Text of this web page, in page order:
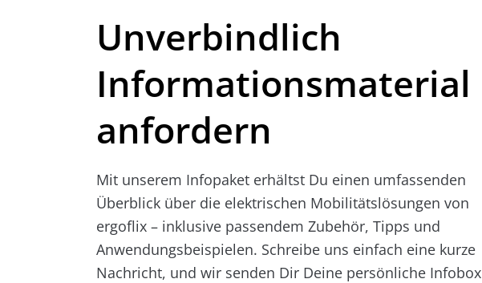
Unverbindlich
Informationsmaterial
anfordern
Mit unserem Infopaket erhältst Du einen umfassenden
Überblick über die elektrischen Mobilitätslösungen von
ergoflix – inklusive passendem Zubehör, Tipps und
Anwendungsbeispielen. Schreibe uns einfach eine kurze
Nachricht, und wir senden Dir Deine persönliche Infobox